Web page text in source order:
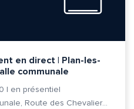
en direct | Plan-les-
communale
| en présentiel
Salle Communale, Route des Chevaliers-de-Malte 7, 1228 Plan-les-Ouates